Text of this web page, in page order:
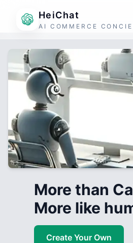
HeiChat
AI COMMERCE
More than
More like
Create Your Own